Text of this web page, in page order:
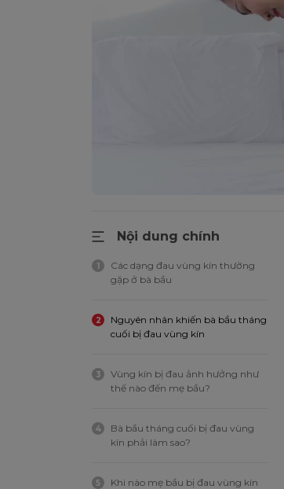
Nội dung chính
1
Các dạng đau vùng kín thường
gặp ở bà bầu
2
Nguyên nhân khiến bà bầu tháng
cuối bị đau vùng kín
3
Vùng kín bị đau ảnh hưởng như
thế nào đến mẹ bầu?
4
Bà bầu tháng cuối bị đau vùng
kín phải làm sao?
5
Khi nào mẹ bầu bị đau vùng kín